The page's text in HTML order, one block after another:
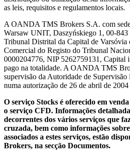
as leis, requisitos e regulamentos locais.
A OANDA TMS Brokers S.A. com
Warsaw UNIT, Daszyńskiego 1, 00-843
Tribunal Distrital da Capital de Varsóvia
Comercial do Registo do Tribunal
0000204776, NIP 5262759131, Capital
pago na totalidade. A OANDA TMS
supervisão da Autoridade de Supervisão
numa autorização de 26 de abril de
O serviço Stocks é oferecido em
o serviço CFD. Informações
decorrentes dos vários serviços que
cruzada, bem como informações
associados a estes serviços, estão
Brokers, na secção Documentos.